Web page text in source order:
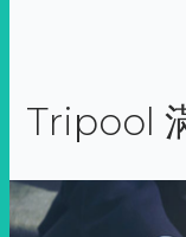
Tripool